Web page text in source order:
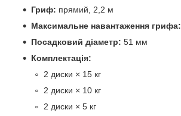
Гриф: прямий, 2,2 м
Максимальне навантаження грифа:
Посадковий діаметр: 51 мм
Комплектація:
2 диски × 15 кг
2 диски × 10 кг
2 диски × 5 кг